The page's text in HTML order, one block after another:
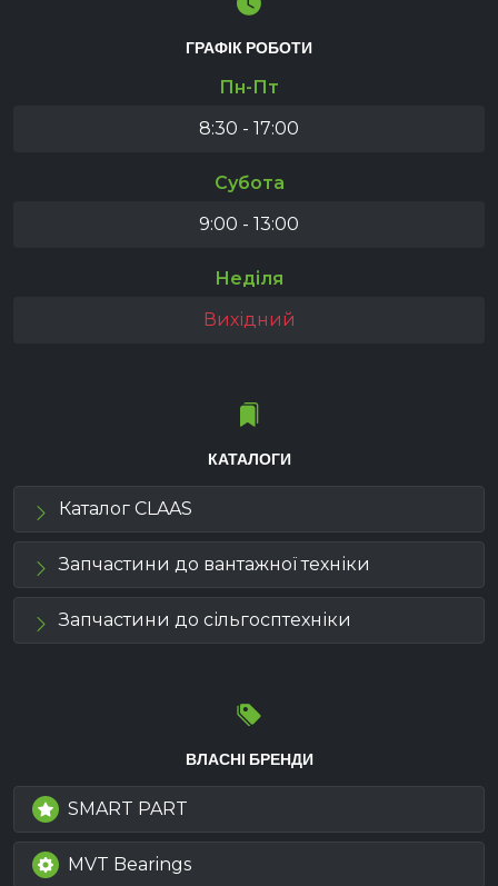
ГРАФІК РОБОТИ
Пн-Пт
8:30 - 17:00
Субота
9:00 - 13:00
Неділя
Вихідний
КАТАЛОГИ
Каталог CLAAS
Запчастини до вантажної техніки
Запчастини до сільгосптехніки
ВЛАСНІ БРЕНДИ
SMART PART
MVT Bearings